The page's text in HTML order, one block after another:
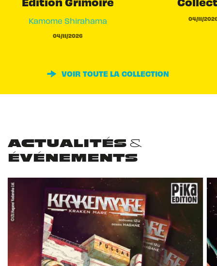
Kamome Shirahama
04/11/2026
04/11/
VOIR TOUTE LA COLLECTION
ACTUALITÉS &
ÉVÉNEMENTS